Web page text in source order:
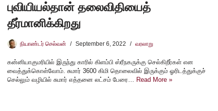
புவியியல்தான் தலைவிதியைத்
தீர்மானிக்கிறது
நியாண்டர் செல்வன் September 6, 2022 வரலாறு
கன்னியாகுமரியில் இருந்து காரில் கிளம்பி ஸ்ரீநகருக்கு செல்கிறீர்கள் என
வைத்துக்கொள்வோம். சுமார் 3600 கிமி தொலைவில் இருக்கும் ஓரிடத்துக்குச்
செல்லும் வழியில் சுமார் எத்தனை லட்சம் பேரை… Read More »